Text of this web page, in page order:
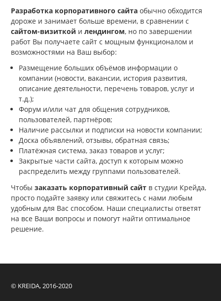
Разработка корпоративного сайтаобычно обходится
дороже и занимает больше времени, в сравнении с
сайтом-визиткой илендингом, но по завершении
работ Вы получаете сайт с мощным функционалом и
возможностями на Ваш выбор:
Размещение больших объёмов информации о
компании (новости, вакансии, история развития,
описание деятельности, перечень товаров, услуг и
т.д.);
Форум и/или чат для общения сотрудников,
пользователей, партнёров;
Наличие рассылки и подписки на новости компании;
Доска объявлений, отзывы, обратная связь;
Платёжная система, заказ товаров и услуг;
Закрытые части сайта, доступ к которым можно
распределить между группами пользователей.
Чтобызаказать корпоративный сайт в студии Крейда,
просто подайте заявку или свяжитесь с нами любым
удобным для Вас способом. Наши специалисты ответят
на все Ваши вопросы и помогут найти оптимальное
решение.
© KREIDA, 2016-2020